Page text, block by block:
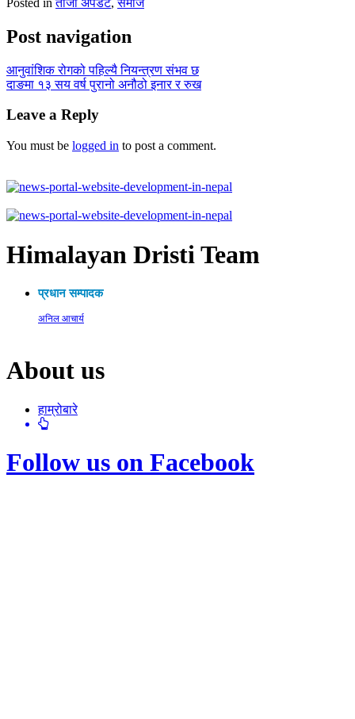
Post navigation
आनुवांशिक रोगको पहिल्यै नियन्त्रण संभव छ
दाङमा १३ सय वर्ष पुरानो अनौठो इनार र रुख
Leave a Reply
You must be logged in to post a comment.
Himalayan Dristi Team
प्रधान सम्पादक
अनिल आचार्य
About us
हाम्रोबारे
Follow us on Facebook